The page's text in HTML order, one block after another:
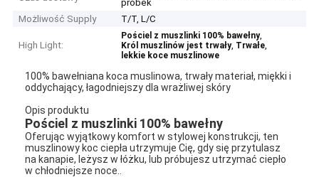
próbek
Możliwość Supply
T/T, L/C
High Light:
Pościel z muszlinki 100% bawełny,
Król muszlinów jest trwały, Trwałe,
lekkie koce muszlinowe
100% bawełniana koca muslinowa, trwały materiał, miękki i
oddychający, łagodniejszy dla wrażliwej skóry
Opis produktu
Pościel z muszlinki 100% bawełny
Oferując wyjątkowy komfort w stylowej konstrukcji, ten
muszlinowy koc ciepła utrzymuje Cię, gdy się przytulasz
na kanapie, leżysz w łóżku, lub próbujesz utrzymać ciepło
w chłodniejsze noce..